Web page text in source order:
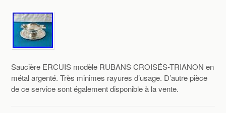
Saucière ERCUIS modèle RUBANS CROISÉS-TRIANON en
métal argenté. Très minimes rayures d’usage. D’autre pièce
de ce service sont également disponible à la vente.